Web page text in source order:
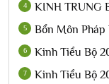
4 KINH TRUNG
5 Bổn Môn Pháp
6 Kinh Tiểu Bộ
7 Kinh Tiểu Bộ